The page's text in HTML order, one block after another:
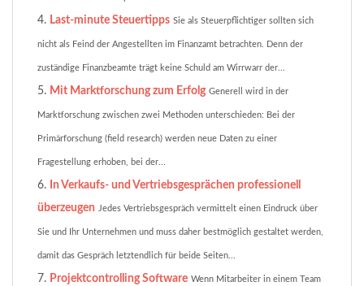
Last-minute Steuertipps Sie als Steuerpflichtiger sollten sich
nicht als Feind der Angestellten im Finanzamt betrachten. Denn der
zuständige Finanzbeamte trägt keine Schuld am Wirrwarr der...
Mit Marktforschung zum Erfolg Generell wird in der
Marktforschung zwischen zwei Methoden unterschieden: Bei der
Primärforschung (field research) werden neue Daten zu einer
Fragestellung erhoben, bei der...
In Verkaufs- und Vertriebsgesprächen professionell
überzeugen
Jedes Vertriebsgespräch vermittelt einen Eindruck über
Sie und Ihr Unternehmen und muss daher bestmöglich gestaltet werden,
damit das Gespräch letztendlich für beide Seiten...
Projektcontrolling Software Wenn Mitarbeiter in einem Team